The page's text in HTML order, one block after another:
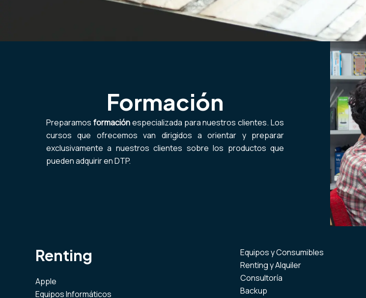
Formación
Preparamos formaciónespecializada para nuestros clientes. Los
cursos que ofrecemos van dirigidos a orientar y preparar
exclusivamente a nuestros clientes sobre los productos que
pueden adquirir en DTP.
Renting
Apple
Equipos Informáticos
Equipos y Consumibles
Renting y Alquiler
Consultoría
Backup